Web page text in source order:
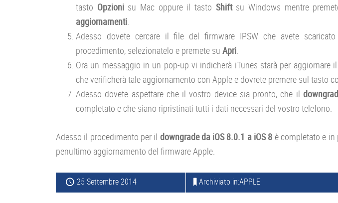
tasto Opzioni su Mac oppure il tasto Shift su Windows mentre
aggiornamenti.
Adesso dovete cercare il file del firmware IPSW che avete
procedimento, selezionatelo e premete su Apri.
Ora un messaggio in un pop-up vi indicherà iTunes starà per aggiornare
che verificherà tale aggiornamento con Apple e dovrete premere sul tasto
Adesso dovete aspettare che il vostro device sia pronto, che il
completato e che siano ripristinati tutti i dati necessari del vostro telefono.
Adesso il procedimento per il downgrade da iOS 8.0.1 a iOS 8 è completato e
penultimo aggiornamento del firmware Apple.
25 Settembre 2014 Archiviato in:APPLE